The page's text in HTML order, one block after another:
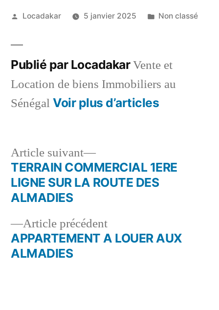
Publié
Locadakar 5 janvier 2025
Publié
Non classé
Publié par LocadakarVente et
Location de biens Immobiliers au
Sénégal Voir plus d’articles
Navigation
de
l’article
Article précédentArticle
précédent :
APPARTEMENT A LOUER AUX
ALMADIES
Article suivant
Article
suivant :
TERRAIN COMMERCIAL 1ERE
LIGNE SUR LA ROUTE DES
ALMADIES